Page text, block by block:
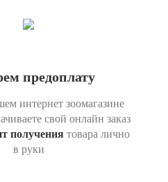
предоплату
интернет зоомагазине
свой онлайн заказ
получения товара лично
в руки